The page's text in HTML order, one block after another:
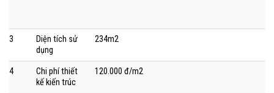
3
Diện tích sử
dụng
234m2
4
Chi phí thiết
kế kiến trúc
120.000 đ/m2